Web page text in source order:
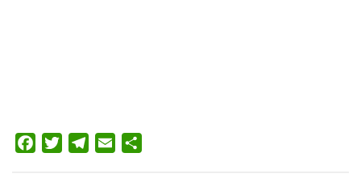
FacebookTwitterTelegram
Email